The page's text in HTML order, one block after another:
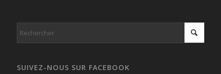
SUIVEZ-NOUS SUR FACEBOOK